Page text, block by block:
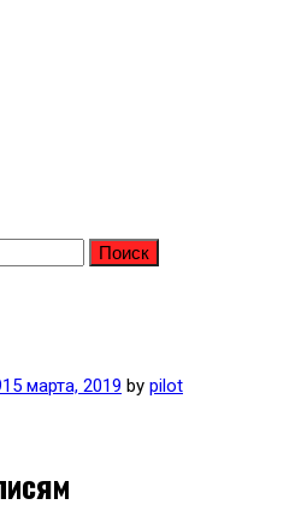
15 марта, 2019 by pilot